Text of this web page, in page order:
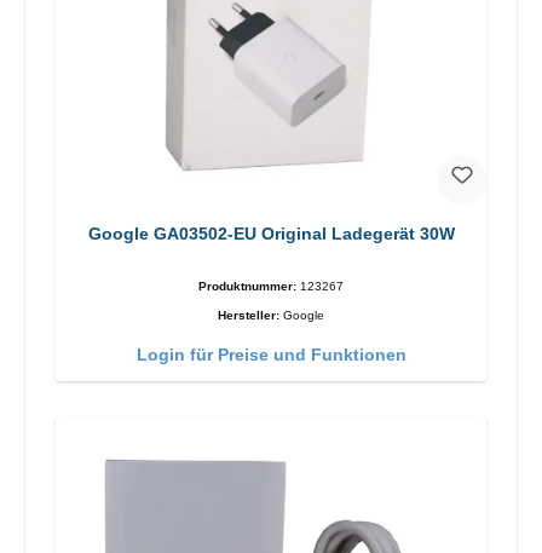
Google GA03502-EU Original Ladegerät 30W
Produktnummer: 123267
Hersteller: Google
Login für Preise und Funktionen